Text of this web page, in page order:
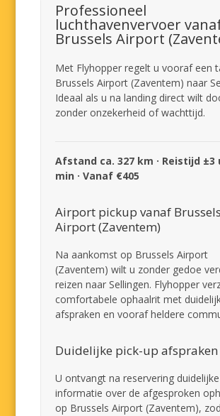
Professioneel
luchthavenvervoer
Brussels Airport
Met Flyhopper regelt u vooraf een
Brussels Airport (Zaventem) naar
Ideaal als u na landing direct wilt
zonder onzekerheid of wachttijd.
Afstand ca. 327 km · Reistijd ±3
min · Vanaf €405
Airport pickup vanaf Brussels
Airport (Zaventem)
Na aankomst op Brussels Airport
(Zaventem) wilt u zonder gedoe
reizen naar Sellingen. Flyhopper
comfortabele ophaalrit met
afspraken en vooraf heldere
Duidelijke pick-up afspraken
U ontvangt na reservering duidelijke
informatie over de afgesproken
op Brussels Airport (Zaventem),